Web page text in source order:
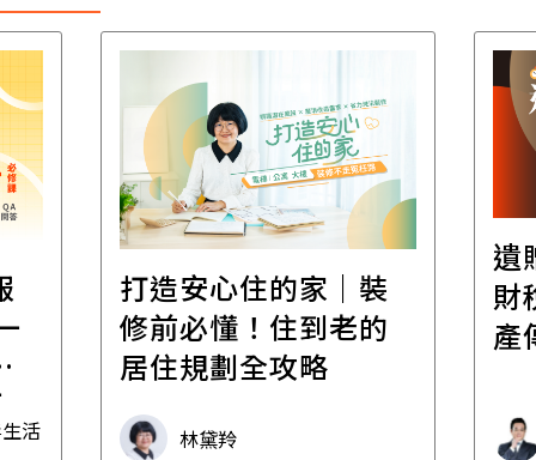
活
打造安心住的家｜裝
修前必懂！住到老的
居住規劃全攻略
林黛羚
遺
財
產